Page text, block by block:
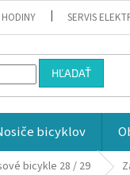
SERVIS
HĽADAŤ
bicyklov
bicykle 28 / 29